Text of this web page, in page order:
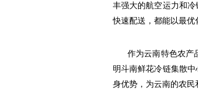
丰强大的航空运力和
快速配送，都能以最优
作为云南特色农产
明斗南鲜花冷链集散
身优势，为云南的农民